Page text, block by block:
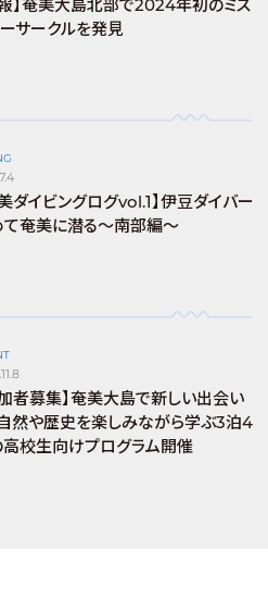
報】奄美大島北部で2024年初のミス
サークルを発見
美ダイビングログvol.1】伊豆ダイバー
て奄美に潜る〜南部編〜
加者募集】奄美大島で新しい出会い
然や歴史を楽しみながら学ぶ3泊4
高校生向けプログラム開催